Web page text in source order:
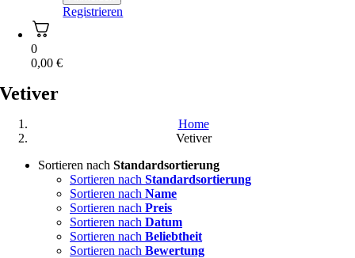
Registrieren
0
0,00€
Vetiver
Home
Vetiver
Sortieren nach Standardsortierung
Sortieren nach Standardsortierung
Sortieren nach Name
Sortieren nach Preis
Sortieren nach Datum
Sortieren nach Beliebtheit
Sortieren nach Bewertung